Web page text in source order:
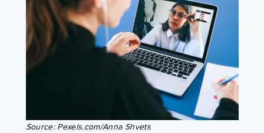
Source: Pexels.com/Anna Shvets